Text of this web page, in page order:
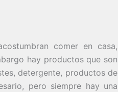
comer en casa,
hay productos que son
detergente, productos de
pero siempre hay una